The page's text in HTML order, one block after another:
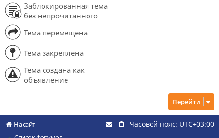
Заблокированная тема
без непрочитанного
Тема перемещена
Тема закреплена
Тема создана как
объявление
Перейти
На сайт
Часовой пояс: UTC+03:00